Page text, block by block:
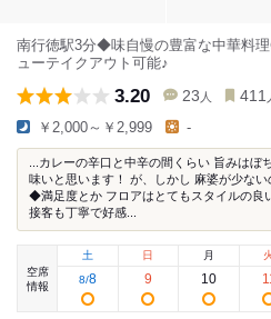
南行徳駅3分◆味自慢の豊富な中華料
ューテイクアウト可能♪
3.20 23 人 411
￥2,000～￥2,999 -
...カレーの辛口と中辛の間くらい 旨みは
味いと思います！ が、しかし 麻婆が少ない
◆満足度とか フロアはとてもスタイルの良
接客も丁寧で好感...
空席
情報
土
8/8
日
9
月
10